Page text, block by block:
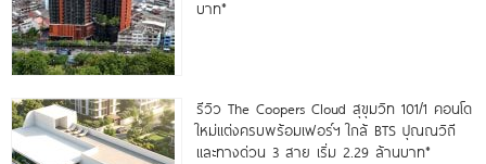
บาท*
รีวิว The Coopers Cloud สุขุมวิท 101/1 คอนโด
ใหม่แต่งครบพร้อมเฟอร์ฯ ใกล้ BTS ปุณณวิถี
และทางด่วน 3 สาย เริ่ม 2.29 ล้านบาท*